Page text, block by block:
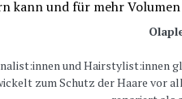
und Hairstylist:innen
zum Schutz der Haare vor